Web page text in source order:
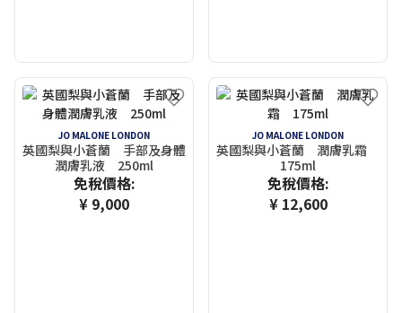
JO MALONE LONDON
英國梨與小蒼蘭 手部及身體
潤膚乳液 250ml
免稅價格:
¥ 9,000
JO MALONE LONDON
英國梨與小蒼蘭 潤膚乳霜
175ml
免稅價格:
¥ 12,600